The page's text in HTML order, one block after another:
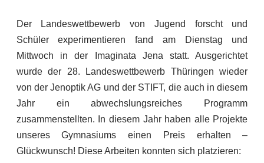
Der Landeswettbewerb von Jugend forscht und
Schüler experimentieren fand am Dienstag und
Mittwoch in der Imaginata Jena statt. Ausgerichtet
wurde der 28. Landeswettbewerb Thüringen wieder
von der Jenoptik AG und der STIFT, die auch in diesem
Jahr ein abwechslungsreiches Programm
zusammenstellten. In diesem Jahr haben alle Projekte
unseres Gymnasiums einen Preis erhalten –
Glückwunsch! Diese Arbeiten konnten sich platzieren: